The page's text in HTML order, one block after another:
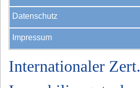
Datenschutz
Impressum
Internationaler Zert.